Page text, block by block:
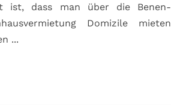
ist, dass man über die Benen-
Domizile mieten
...